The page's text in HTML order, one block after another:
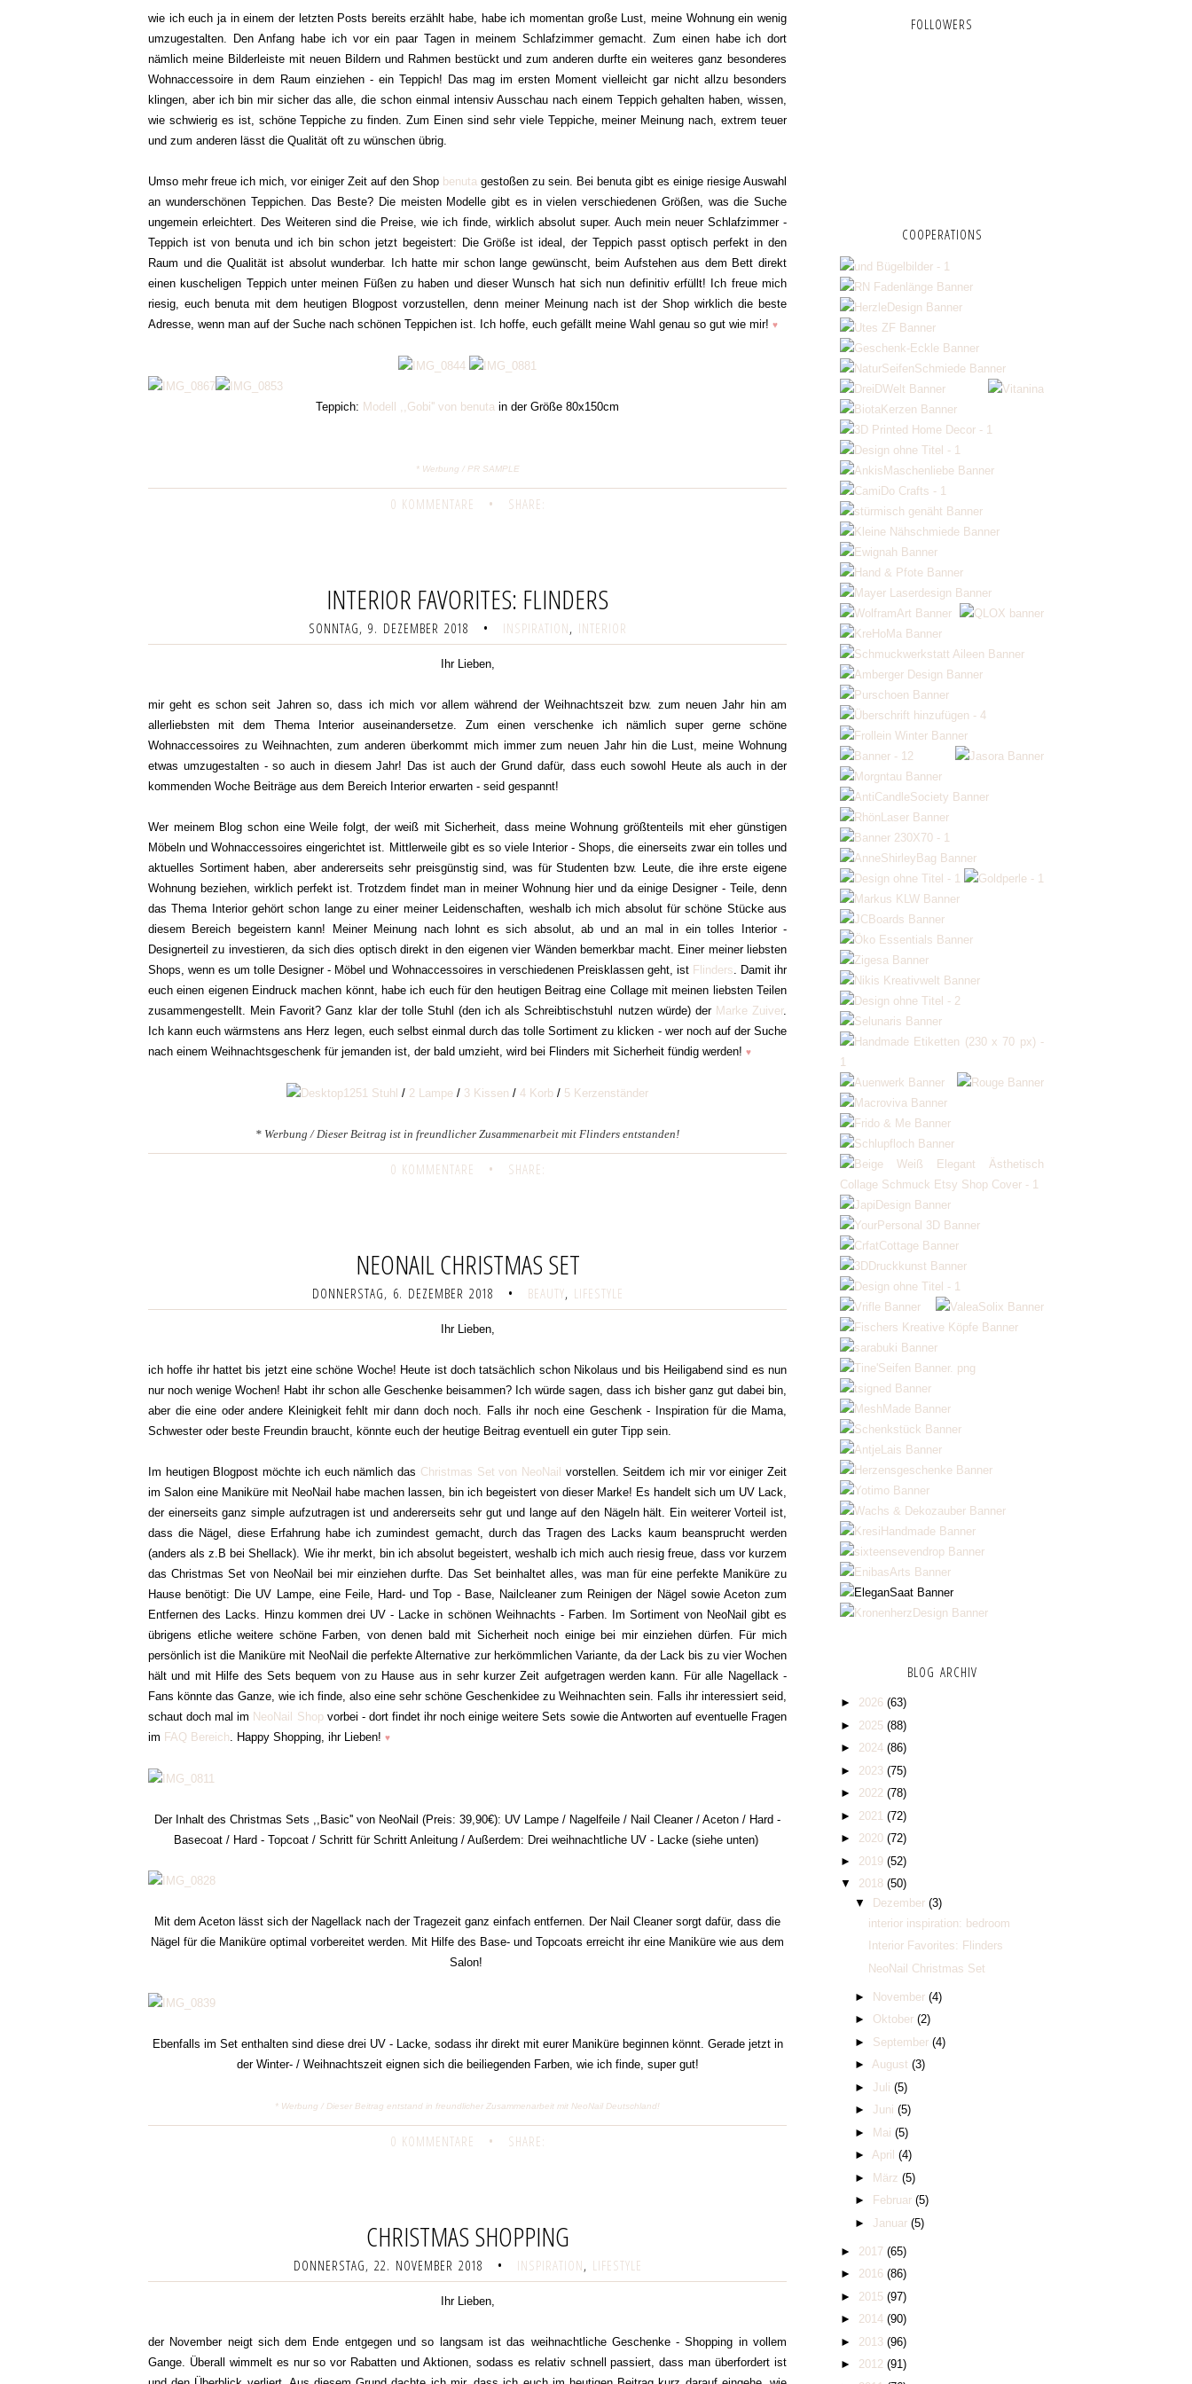
wie ich euch ja in einem der letzten Posts bereits erzählt habe, habe ich momentan große Lust, meine Wohnung ein wenig
umzugestalten. Den Anfang habe ich vor ein paar Tagen in meinem Schlafzimmer gemacht. Zum einen habe ich dort
nämlich meine Bilderleiste mit neuen Bildern und Rahmen bestückt und zum anderen durfte ein weiteres ganz besonderes
Wohnaccessoire in dem Raum einziehen - ein Teppich! Das mag im ersten Moment vielleicht gar nicht allzu besonders
klingen, aber ich bin mir sicher das alle, die schon einmal intensiv Ausschau nach einem Teppich gehalten haben, wissen,
wie schwierig es ist, schöne Teppiche zu finden. Zum Einen sind sehr viele Teppiche, meiner Meinung nach, extrem teuer
und zum anderen lässt die Qualität oft zu wünschen übrig.
Umso mehr freue ich mich, vor einiger Zeit auf den Shop benuta gestoßen zu sein. Bei benuta gibt es einige riesige Auswahl
an wunderschönen Teppichen. Das Beste? Die meisten Modelle gibt es in vielen verschiedenen Größen, was die Suche
ungemein erleichtert. Des Weiteren sind die Preise, wie ich finde, wirklich absolut super. Auch mein neuer Schlafzimmer -
Teppich ist von benuta und ich bin schon jetzt begeistert: Die Größe ist ideal, der Teppich passt optisch perfekt in den
Raum und die Qualität ist absolut wunderbar. Ich hatte mir schon lange gewünscht, beim Aufstehen aus dem Bett direkt
einen kuscheligen Teppich unter meinen Füßen zu haben und dieser Wunsch hat sich nun definitiv erfüllt! Ich freue mich
riesig, euch benuta mit dem heutigen Blogpost vorzustellen, denn meiner Meinung nach ist der Shop wirklich die beste
Adresse, wenn man auf der Suche nach schönen Teppichen ist. Ich hoffe, euch gefällt meine Wahl genau so gut wie mir! ♥
Teppich: Modell ,,Gobi'' von benuta in der Größe 80x150cm
* Werbung / PR SAMPLE
0 KOMMENTARE • SHARE:
INTERIOR FAVORITES: FLINDERS
SONNTAG, 9. DEZEMBER 2018 • INSPIRATION, INTERIOR
Ihr Lieben,
mir geht es schon seit Jahren so, dass ich mich vor allem während der Weihnachtszeit bzw. zum neuen Jahr hin am
allerliebsten mit dem Thema Interior auseinandersetze. Zum einen verschenke ich nämlich super gerne schöne
Wohnaccessoires zu Weihnachten, zum anderen überkommt mich immer zum neuen Jahr hin die Lust, meine Wohnung
etwas umzugestalten - so auch in diesem Jahr! Das ist auch der Grund dafür, dass euch sowohl Heute als auch in der
kommenden Woche Beiträge aus dem Bereich Interior erwarten - seid gespannt!
Wer meinem Blog schon eine Weile folgt, der weiß mit Sicherheit, dass meine Wohnung größtenteils mit eher günstigen
Möbeln und Wohnaccessoires eingerichtet ist. Mittlerweile gibt es so viele Interior - Shops, die einerseits zwar ein tolles und
aktuelles Sortiment haben, aber andererseits sehr preisgünstig sind, was für Studenten bzw. Leute, die ihre erste eigene
Wohnung beziehen, wirklich perfekt ist. Trotzdem findet man in meiner Wohnung hier und da einige Designer - Teile, denn
das Thema Interior gehört schon lange zu einer meiner Leidenschaften, weshalb ich mich absolut für schöne Stücke aus
diesem Bereich begeistern kann! Meiner Meinung nach lohnt es sich absolut, ab und an mal in ein tolles Interior -
Designerteil zu investieren, da sich dies optisch direkt in den eigenen vier Wänden bemerkbar macht. Einer meiner liebsten
Shops, wenn es um tolle Designer - Möbel und Wohnaccessoires in verschiedenen Preisklassen geht, ist Flinders. Damit ihr
euch einen eigenen Eindruck machen könnt, habe ich euch für den heutigen Beitrag eine Collage mit meinen liebsten Teilen
zusammengestellt. Mein Favorit? Ganz klar der tolle Stuhl (den ich als Schreibtischstuhl nutzen würde) der Marke Zuiver.
Ich kann euch wärmstens ans Herz legen, euch selbst einmal durch das tolle Sortiment zu klicken - wer noch auf der Suche
nach einem Weihnachtsgeschenk für jemanden ist, der bald umzieht, wird bei Flinders mit Sicherheit fündig werden! ♥
1 Stuhl / 2 Lampe / 3 Kissen / 4 Korb / 5 Kerzenständer
* Werbung / Dieser Beitrag ist in freundlicher Zusammenarbeit mit Flinders entstanden!
0 KOMMENTARE • SHARE:
NEONAIL CHRISTMAS SET
DONNERSTAG, 6. DEZEMBER 2018 • BEAUTY, LIFESTYLE
Ihr Lieben,
ich hoffe ihr hattet bis jetzt eine schöne Woche! Heute ist doch tatsächlich schon Nikolaus und bis Heiligabend sind es nun
nur noch wenige Wochen! Habt ihr schon alle Geschenke beisammen? Ich würde sagen, dass ich bisher ganz gut dabei bin,
aber die eine oder andere Kleinigkeit fehlt mir dann doch noch. Falls ihr noch eine Geschenk - Inspiration für die Mama,
Schwester oder beste Freundin braucht, könnte euch der heutige Beitrag eventuell ein guter Tipp sein.
Im heutigen Blogpost möchte ich euch nämlich das Christmas Set von NeoNail vorstellen. Seitdem ich mir vor einiger Zeit
im Salon eine Maniküre mit NeoNail habe machen lassen, bin ich begeistert von dieser Marke! Es handelt sich um UV Lack,
der einerseits ganz simple aufzutragen ist und andererseits sehr gut und lange auf den Nägeln hält. Ein weiterer Vorteil ist,
dass die Nägel, diese Erfahrung habe ich zumindest gemacht, durch das Tragen des Lacks kaum beansprucht werden
(anders als z.B bei Shellack). Wie ihr merkt, bin ich absolut begeistert, weshalb ich mich auch riesig freue, dass vor kurzem
das Christmas Set von NeoNail bei mir einziehen durfte. Das Set beinhaltet alles, was man für eine perfekte Maniküre zu
Hause benötigt: Die UV Lampe, eine Feile, Hard- und Top - Base, Nailcleaner zum Reinigen der Nägel sowie Aceton zum
Entfernen des Lacks. Hinzu kommen drei UV - Lacke in schönen Weihnachts - Farben. Im Sortiment von NeoNail gibt es
übrigens etliche weitere schöne Farben, von denen bald mit Sicherheit noch einige bei mir einziehen dürfen. Für mich
persönlich ist die Maniküre mit NeoNail die perfekte Alternative zur herkömmlichen Variante, da der Lack bis zu vier Wochen
hält und mit Hilfe des Sets bequem von zu Hause aus in sehr kurzer Zeit aufgetragen werden kann. Für alle Nagellack -
Fans könnte das Ganze, wie ich finde, also eine sehr schöne Geschenkidee zu Weihnachten sein. Falls ihr interessiert seid,
schaut doch mal im NeoNail Shopvorbei - dort findet ihr noch einige weitere Sets sowie die Antworten auf eventuelle Fragen
im FAQ Bereich. Happy Shopping, ihr Lieben! ♥
Der Inhalt des Christmas Sets ,,Basic'' von NeoNail (Preis: 39,90€): UV Lampe / Nagelfeile / Nail Cleaner / Aceton / Hard -
Basecoat / Hard - Topcoat / Schritt für Schritt Anleitung / Außerdem: Drei weihnachtliche UV - Lacke (siehe unten)
Mit dem Aceton lässt sich der Nagellack nach der Tragezeit ganz einfach entfernen. Der Nail Cleaner sorgt dafür, dass die
Nägel für die Maniküre optimal vorbereitet werden. Mit Hilfe des Base- und Topcoats erreicht ihr eine Maniküre wie aus dem
Salon!
Ebenfalls im Set enthalten sind diese drei UV - Lacke, sodass ihr direkt mit eurer Maniküre beginnen könnt. Gerade jetzt in
der Winter- / Weihnachtszeit eignen sich die beiliegenden Farben, wie ich finde, super gut!
* Werbung / Dieser Beitrag entstand in freundlicher Zusammenarbeit mit NeoNail Deutschland!
0 KOMMENTARE • SHARE:
CHRISTMAS SHOPPING
DONNERSTAG, 22. NOVEMBER 2018 • INSPIRATION, LIFESTYLE
Ihr Lieben,
der November neigt sich dem Ende entgegen und so langsam ist das weihnachtliche Geschenke - Shopping in vollem
Gange. Überall wimmelt es nur so vor Rabatten und Aktionen, sodass es relativ schnell passiert, dass man überfordert ist
FOLLOWERS
COOPERATIONS
BLOG ARCHIV
► 2026 (63)
► 2025 (88)
► 2024 (86)
► 2023 (75)
► 2022 (78)
► 2021 (72)
► 2020 (72)
► 2019 (52)
▼ 2018 (50)
▼
Dezember (3)
interior inspiration: bedroom
Interior Favorites: Flinders
NeoNail Christmas Set
► November (4)
► Oktober (2)
► September (4)
► August (3)
► Juli (5)
► Juni (5)
► Mai (5)
► April (4)
► März (5)
►
Februar (5)
► Januar (5)
► 2017 (65)
► 2016 (86)
► 2015 (97)
► 2014 (90)
► 2013 (96)
► 2012 (91)